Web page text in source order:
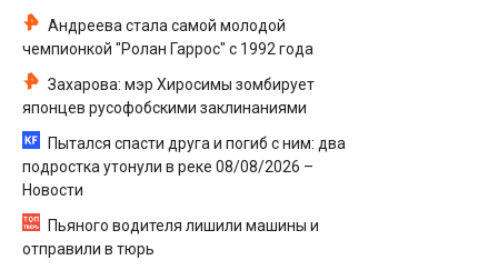
Андреева стала самой молодой
чемпионкой "Ролан Гаррос" с 1992 года
Захарова: мэр Хиросимы зомбирует
японцев русофобскими заклинаниями
Пытался спасти друга и погиб с ним: два
подростка утонули в реке 08/08/2026 –
Новости
Пьяного водителя лишили машины и
отправили в тюрь